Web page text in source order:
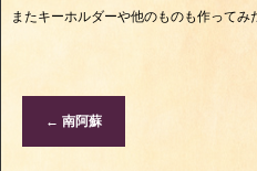
またキーホルダーや他のものも作って
← 南阿蘇